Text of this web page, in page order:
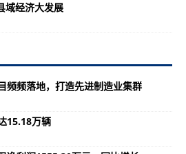
域经济大发展
频频落地，打造先进制造业集群
15.18万辆